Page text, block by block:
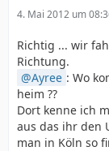
4. Mai 2012 um
Richtig ... wir
Richtung.
Ayree : Wo
heim ??
Dort kenne ich
aus das ihr den
man in Köln so